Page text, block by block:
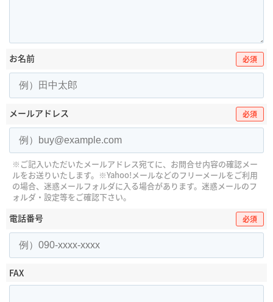
お名前 必須
メールアドレス 必須
※ご記入いただいたメールアドレス宛てに、お問合せ内容の確認メー
ルをお送りいたします。 ※Yahoo!メールなどのフリーメールをご利用
の場合、迷惑メールフォルダに入る場合があります。 迷惑メールのフ
ォルダ・設定等をご確認下さい。
電話番号 必須
FAX